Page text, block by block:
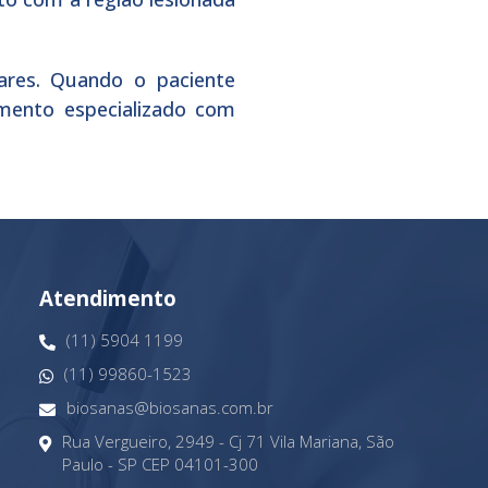
Quando o paciente
especializado com
Atendimento
(11) 5904 1199
(11) 99860-1523
biosanas@biosanas.com.br
Rua Vergueiro, 2949 - Cj 71 Vila Mariana, São
Paulo - SP CEP 04101-300